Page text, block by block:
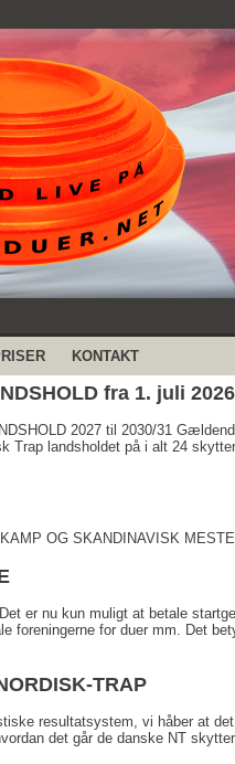
KONTAKT
fra 1. juli
2027 til 2030/31
landsholdet på i alt 24
OG SKANDINAVISK
er nu kun muligt at betale
foreningerne for duer mm. Det
TRAP
resultatsystem, vi håber at
det går de danske NT